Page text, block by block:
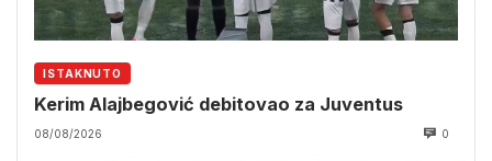
ISTAKNUTO
Kerim Alajbegović debitovao za Juventus
08/08/2026 0